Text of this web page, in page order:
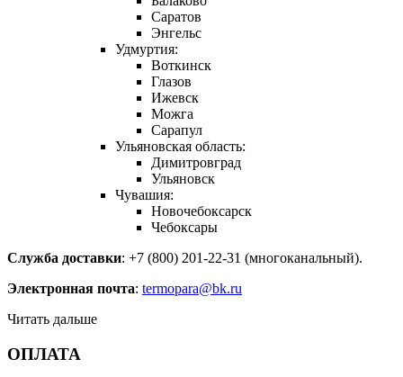
Саратов
Энгельс
Удмуртия:
Воткинск
Глазов
Ижевск
Можга
Сарапул
Ульяновская область:
Димитровград
Ульяновск
Чувашия:
Новочебоксарск
Чебоксары
Служба доставки: +7 (800) 201-22-31 (многоканальный).
Электронная почта: termopara@bk.ru
Читать дальше
ОПЛАТА